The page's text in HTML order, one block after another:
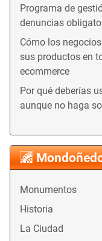
Monumentos
Historia
La Ciudad
Programa de
denuncias
Cómo los
sus productos en
ecommerce
Por qué deberías
aunque no haga